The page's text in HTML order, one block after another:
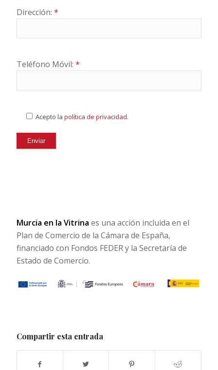
Dirección: *
Teléfono Móvil: *
Acepto la política de privacidad.
Murcia en la Vitrina es una acción incluida en el
Plan de Comercio de la Cámara de España,
financiado con Fondos FEDER y la Secretaría de
Estado de Comercio.
Compartir esta entrada